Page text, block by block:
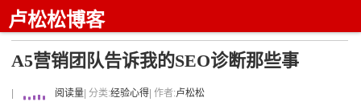
卢松松博客
A5营销团队告诉我的SEO诊断那些事
阅读量 | 分类:经验心得 | 作者:卢松松